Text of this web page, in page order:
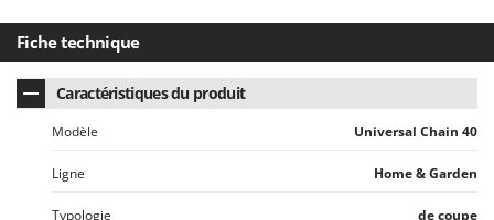
More than chef
MOVA
Mowox
MTD
Fiche technique
Caractéristiques du produit
Modèle Universal Chain 40
Ligne Home & Garden
Typologie de coupe